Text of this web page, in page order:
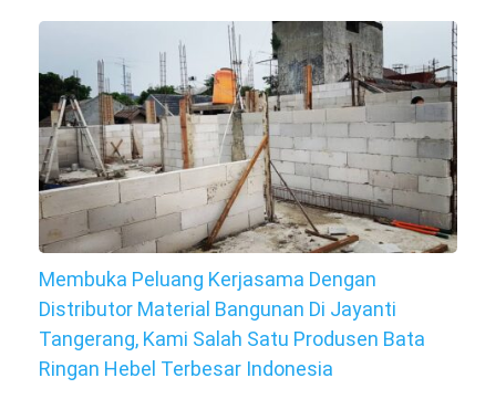
Membuka Peluang Kerjasama Dengan
Distributor Material Bangunan Di Jayanti
Tangerang, Kami Salah Satu Produsen Bata
Ringan Hebel Terbesar Indonesia